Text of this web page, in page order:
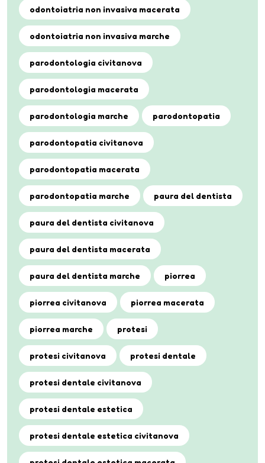
odontoiatria non invasiva macerata
odontoiatria non invasiva marche
parodontologia civitanova
parodontologia macerata
parodontologia marche parodontopatia
parodontopatia civitanova
parodontopatia macerata
parodontopatia marche paura del dentista
paura del dentista civitanova
paura del dentista macerata
paura del dentista marche piorrea
piorrea civitanova piorrea macerata
piorrea marche protesi
protesi civitanova protesi dentale
protesi dentale civitanova
protesi dentale estetica
protesi dentale estetica civitanova